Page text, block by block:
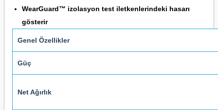
WearGuard™ izolasyon test iletkenlerindeki hasarı
gösterir
Genel Özellikler
Güç
Net Ağırlık